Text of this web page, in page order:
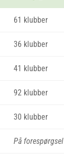
61 klubber
36 klubber
41 klubber
92 klubber
30 klubber
På forespørgsel